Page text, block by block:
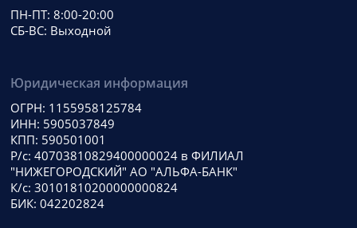
ПН-ПТ: 8:00-20:00
СБ-ВС: Выходной
Юридическая информация
ОГРН: 1155958125784
ИНН: 5905037849
КПП: 590501001
Р/с: 40703810829400000024 в ФИЛИАЛ
"НИЖЕГОРОДСКИЙ" АО "АЛЬФА-БАНК"
К/с: 30101810200000000824
БИК: 042202824